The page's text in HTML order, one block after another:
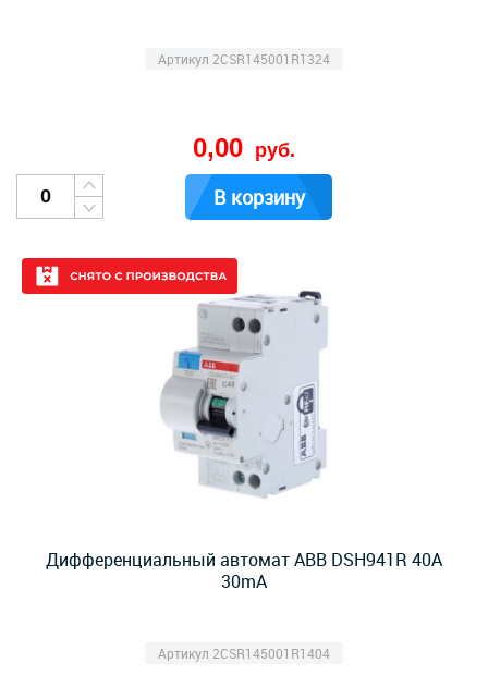
Артикул 2CSR145001R1324
0,00 руб.
В корзину
Дифференциальный автомат ABB DSH941R 40А
30mA
Артикул 2CSR145001R1404